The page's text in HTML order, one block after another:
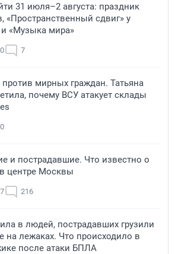
31 июля–2 августа: праздник
«Пространственный сдвиг» у
«Музыка мира»
7
против мирных граждан. Татьяна
почему ВСУ атакует склады
и пострадавшие. Что известно о
центре Москвы
216
в людей, пострадавших грузили
на лежаках. Что происходило в
после атаки БПЛА